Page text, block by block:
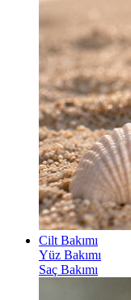
Cilt Bakımı
Yüz Bakımı
Saç Bakımı